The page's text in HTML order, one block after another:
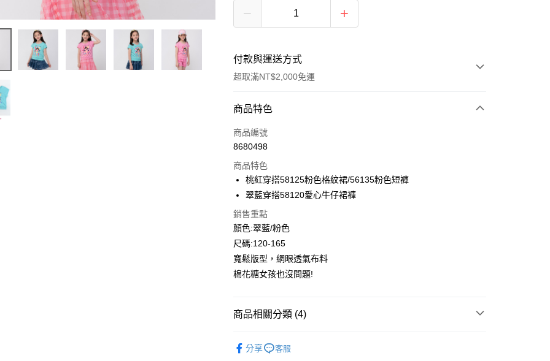
付款與運送方式
超取滿NT$2,000免運
付款方式
信用卡一次付款
LINE Pay
Apple Pay
Google Pay
ATM付款
付款後全家取貨
商品特色
商品編號
8680498
商品特色
桃紅穿搭58125粉色格紋裙/56135粉色短褲
翠藍穿搭58120愛心牛仔裙褲
銷售重點
顏色:翠藍/粉色
尺碼:120-165
寬鬆版型，網眼透氣布料
棉花糖女孩也沒問題!
商品相關分類 (4)
分享 客服